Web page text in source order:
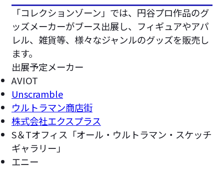
「コレクションゾーン」では、円谷プロ作品のグ
ッズメーカーがブース出展し、フィギュアやアパ
レル、雑貨等、様々なジャンルのグッズを販売し
ます。
出展予定メーカー
AVIOT
Unscramble
ウルトラマン商店街
株式会社エクスプラス
S＆Tオフィス「オール・ウルトラマン・スケッチ
ギャラリー」
エニー